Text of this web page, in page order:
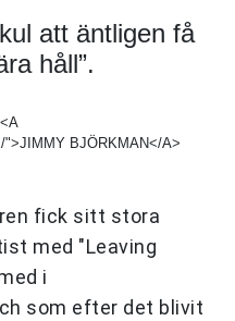
att äntligen få
håll”.
">JIMMY BJÖRKMAN</A>
fick sitt stora
med "Leaving
i
som efter det blivit